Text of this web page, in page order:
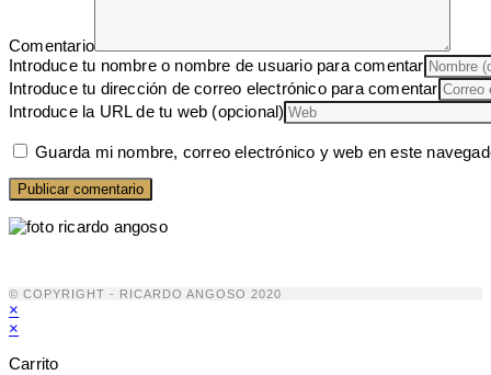
Comentario
Introduce tu nombre o nombre de usuario para comentar
Introduce tu dirección de correo electrónico para comentar
Introduce la URL de tu web (opcional)
Guarda mi nombre, correo electrónico y web en este
© COPYRIGHT - RICARDO ANGOSO 2020
×
×
Carrito